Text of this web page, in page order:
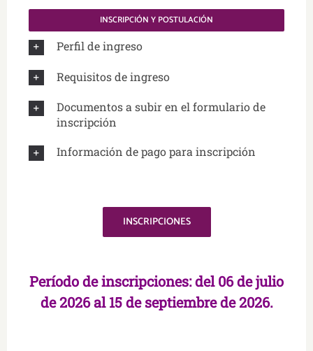
INSCRIPCIÓN Y POSTULACIÓN
Perfil de ingreso
Requisitos de ingreso
Documentos a subir en el formulario de
inscripción
Información de pago para inscripción
INSCRIPCIONES
Período de inscripciones:del 06 de julio
de 2026 al 15 de septiembre de 2026.